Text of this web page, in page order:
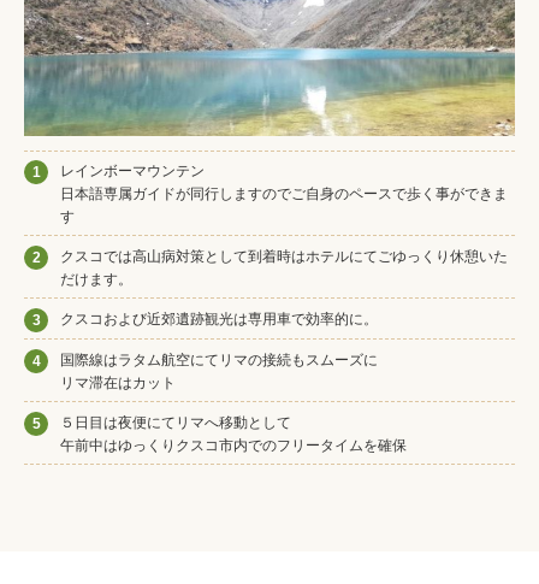
1
レインボーマウンテン
日本語専属ガイドが同行しますのでご自身のペースで歩く事ができま
す
2
クスコでは高山病対策として到着時はホテルにてごゆっくり休憩いた
だけます。
3 クスコおよび近郊遺跡観光は専用車で効率的に。
4
国際線はラタム航空にてリマの接続もスムーズに
リマ滞在はカット
5
５日目は夜便にてリマへ移動として
午前中はゆっくりクスコ市内でのフリータイムを確保